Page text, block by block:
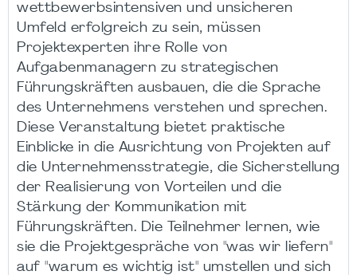
wettbewerbsintensiven und unsicheren
Umfeld erfolgreich zu sein, müssen
Projektexperten ihre Rolle von
Aufgabenmanagern zu strategischen
Führungskräften ausbauen, die die Sprache
des Unternehmens verstehen und sprechen.
Diese Veranstaltung bietet praktische
Einblicke in die Ausrichtung von Projekten auf
die Unternehmensstrategie, die Sicherstellung
der Realisierung von Vorteilen und die
Stärkung der Kommunikation mit
Führungskräften. Die Teilnehmer lernen, wie
sie die Projektgespräche von "was wir liefern"
auf "warum es wichtig ist" umstellen und sich